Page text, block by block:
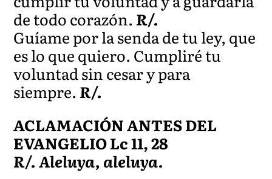
de todo corazón.R/.
Guíame por la senda de tu ley, que
es lo que quiero. Cumpliré tu
voluntad sin cesar y para
siempre.R/.
ACLAMACIÓN ANTES DEL
EVANGELIO Lc 11, 28
R/. Aleluya, aleluya.